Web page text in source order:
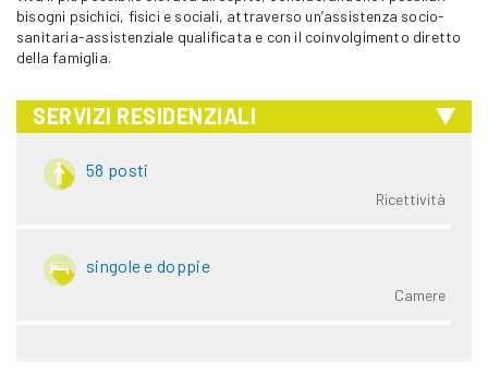
bisogni psichici, fisici e sociali, attraverso un’assistenza socio-
sanitaria-assistenziale qualificata e con il coinvolgimento diretto
della famiglia.
SERVIZI RESIDENZIALI
58 posti
Ricettività
singole e doppie
Camere